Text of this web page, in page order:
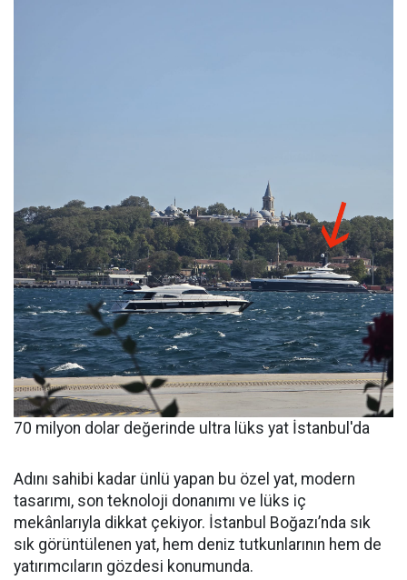
70 milyon dolar değerinde ultra lüks yat İstanbul'da
Adını sahibi kadar ünlü yapan bu özel yat, modern
tasarımı, son teknoloji donanımı ve lüks iç
mekânlarıyla dikkat çekiyor. İstanbul Boğazı’nda sık
sık görüntülenen yat, hem deniz tutkunlarının hem de
yatırımcıların gözdesi konumunda.